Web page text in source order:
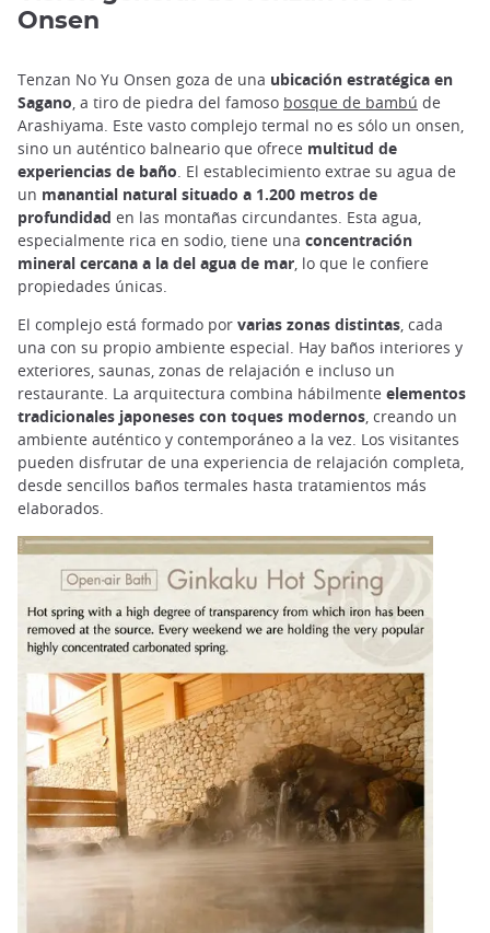
Onsen
Tenzan No Yu Onsen goza de una ubicación estratégica en
Sagano, a tiro de piedra del famoso bosque de bambú de
Arashiyama. Este vasto complejo termal no es sólo un onsen,
sino un auténtico balneario que ofrece multitud de
experiencias de baño. El establecimiento extrae su agua de
un manantial natural situado a 1.200 metros de
profundidad en las montañas circundantes. Esta agua,
especialmente rica en sodio, tiene una concentración
mineral cercana a la del agua de mar, lo que le confiere
propiedades únicas.
El complejo está formado por varias zonas distintas, cada
una con su propio ambiente especial. Hay baños interiores y
exteriores, saunas, zonas de relajación e incluso un
restaurante. La arquitectura combina hábilmente elementos
tradicionales japoneses con toques modernos, creando un
ambiente auténtico y contemporáneo a la vez. Los visitantes
pueden disfrutar de una experiencia de relajación completa,
desde sencillos baños termales hasta tratamientos más
elaborados.